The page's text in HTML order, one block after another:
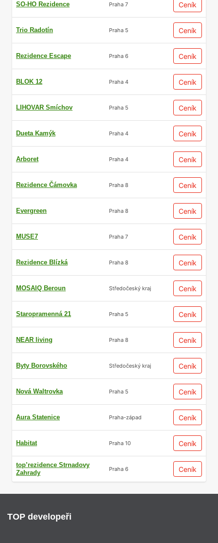
SO-HO Rezidence Praha 7 Ceník
Trio Radotín Praha 5 Ceník
Rezidence Escape Praha 6 Ceník
BLOK 12 Praha 4 Ceník
LIHOVAR Smíchov Praha 5 Ceník
Dueta Kamýk Praha 4 Ceník
Arboret Praha 4 Ceník
Rezidence Čámovka Praha 8 Ceník
Evergreen Praha 8 Ceník
MUSE7 Praha 7 Ceník
Rezidence Blízká Praha 8 Ceník
MOSAIQ Beroun Středočeský kraj Ceník
Staropramenná 21 Praha 5 Ceník
NEAR living Praha 8 Ceník
Byty Borovského Středočeský kraj Ceník
Nová Waltrovka Praha 5 Ceník
Aura Statenice Praha-západ Ceník
Habitat Praha 10 Ceník
top’rezidence Strnadovy
Zahrady
Praha 6 Ceník
TOP developeři